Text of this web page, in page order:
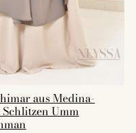
aus Medina-
Umm